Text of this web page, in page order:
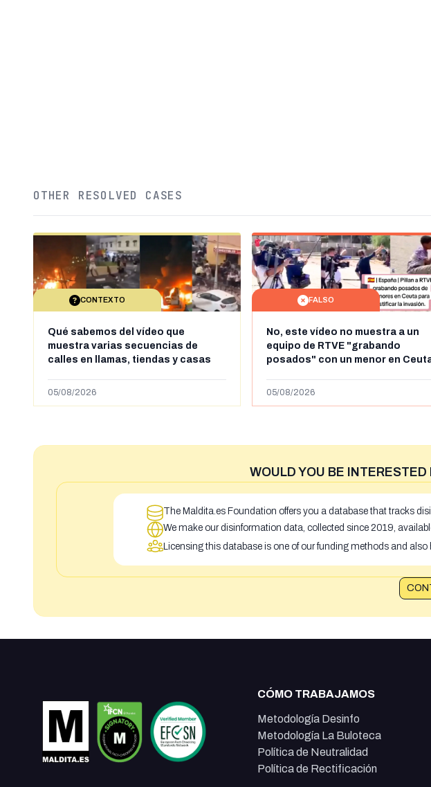
OTHER RESOLVED CASES
CONTEXTO
Qué sabemos del vídeo que
muestra varias secuencias de
calles en llamas, tiendas y casas
supuestamente en España tras la
05/08/2026
FALSO
No, este vídeo no muestra a un
equipo de RTVE "grabando
posados" con un menor en
VRT
05/08/2026
WOULD YOU BE
The Maldita.es Foundation offers you a database that tracks
We make our disinformation data, collected since 2019,
Licensing this database is one of our funding methods and also
CÓMO TRABAJAMOS
Metodología Desinfo
Metodología La Buloteca
Política de Neutralidad
Política de Rectificación